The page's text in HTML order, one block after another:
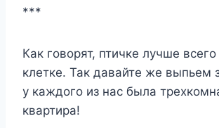
***
Как говорят, птичке лучше всего
клетке. Так давайте же выпьем
у каждого из нас была
квартира!